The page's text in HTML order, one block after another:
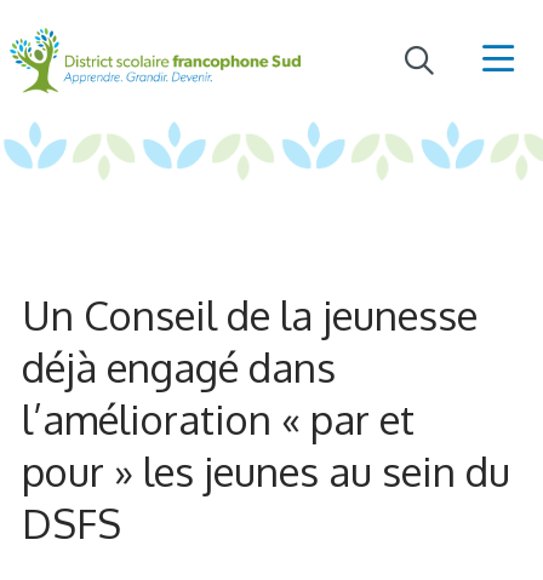
Un Conseil de la jeunesse
déjà engagé dans
l’amélioration « par et
pour » les jeunes au sein du
DSFS